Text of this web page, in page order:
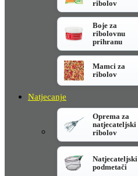
ribolov
Boje za
ribolovnu
prihranu
Mamci za
ribolov
Natjecanje
Oprema za
natjecateljski
ribolov
Natjecateljski
podmetači